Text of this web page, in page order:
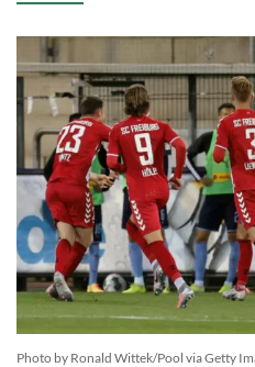
Photo by Ronald Wittek/Pool via Getty